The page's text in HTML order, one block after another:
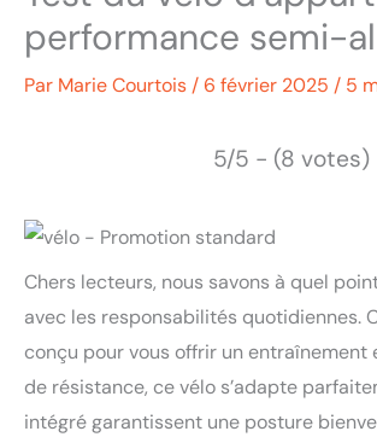
performance semi-
Par Marie Courtois / 6 février 2025 / 5
5/5 - (8 votes)
Chers lecteurs, nous savons à quel
avec les responsabilités quotidiennes.
conçu pour vous offrir un entraînement
de résistance, ce vélo s’adapte
intégré garantissent une posture